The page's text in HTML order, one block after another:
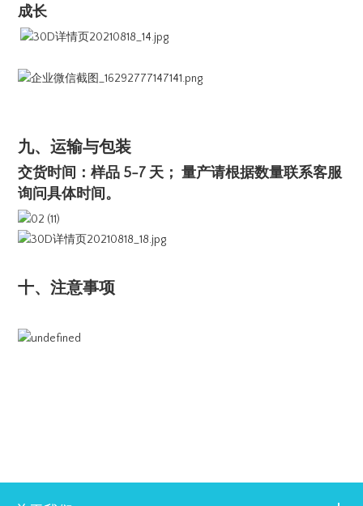
成长
九、运输与包装
交货时间：样品 5-7 天； 量产请根据数量联系客服
询问具体时间。
十、注意事项